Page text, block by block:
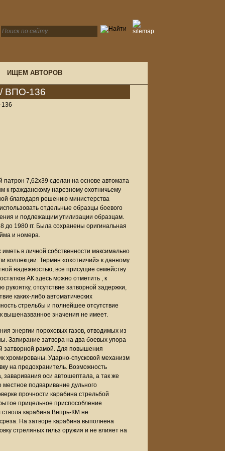
ИЩЕМ АВТОРОВ
ВПО-136
7,62x39 сделан на основе автомата
к гражданскому нарезному охотничьему
благодаря решению министерства
отдельные образцы боевого
и подлежащим утилизации образцам.
1980 гг. Была сохранены оригинальная
и номера.
в личной собственности максимально
коллекции. Термин «охотничий» к данному
надежностью, все присущие семейству
АК здесь можно отметить , к
отсутствие затворной задержки,
каких-либо автоматических
стрельбы и полнейшее отсутствие
вышеназванное значения не имеет.
энергии пороховых газов, отводимых из
Запирание затвора на два боевых упора
затворной рамой. Для повышения
хромированы. Ударно-спусковой механизм
на предохранитель. Возможность
оси автошептала, а так же
подваривание дульного
прочности карабина стрельбой
прицельное приспособление
карабина Вепрь-КМ не
На затворе карабина выполнена
стреляных гильз оружия и не влияет на